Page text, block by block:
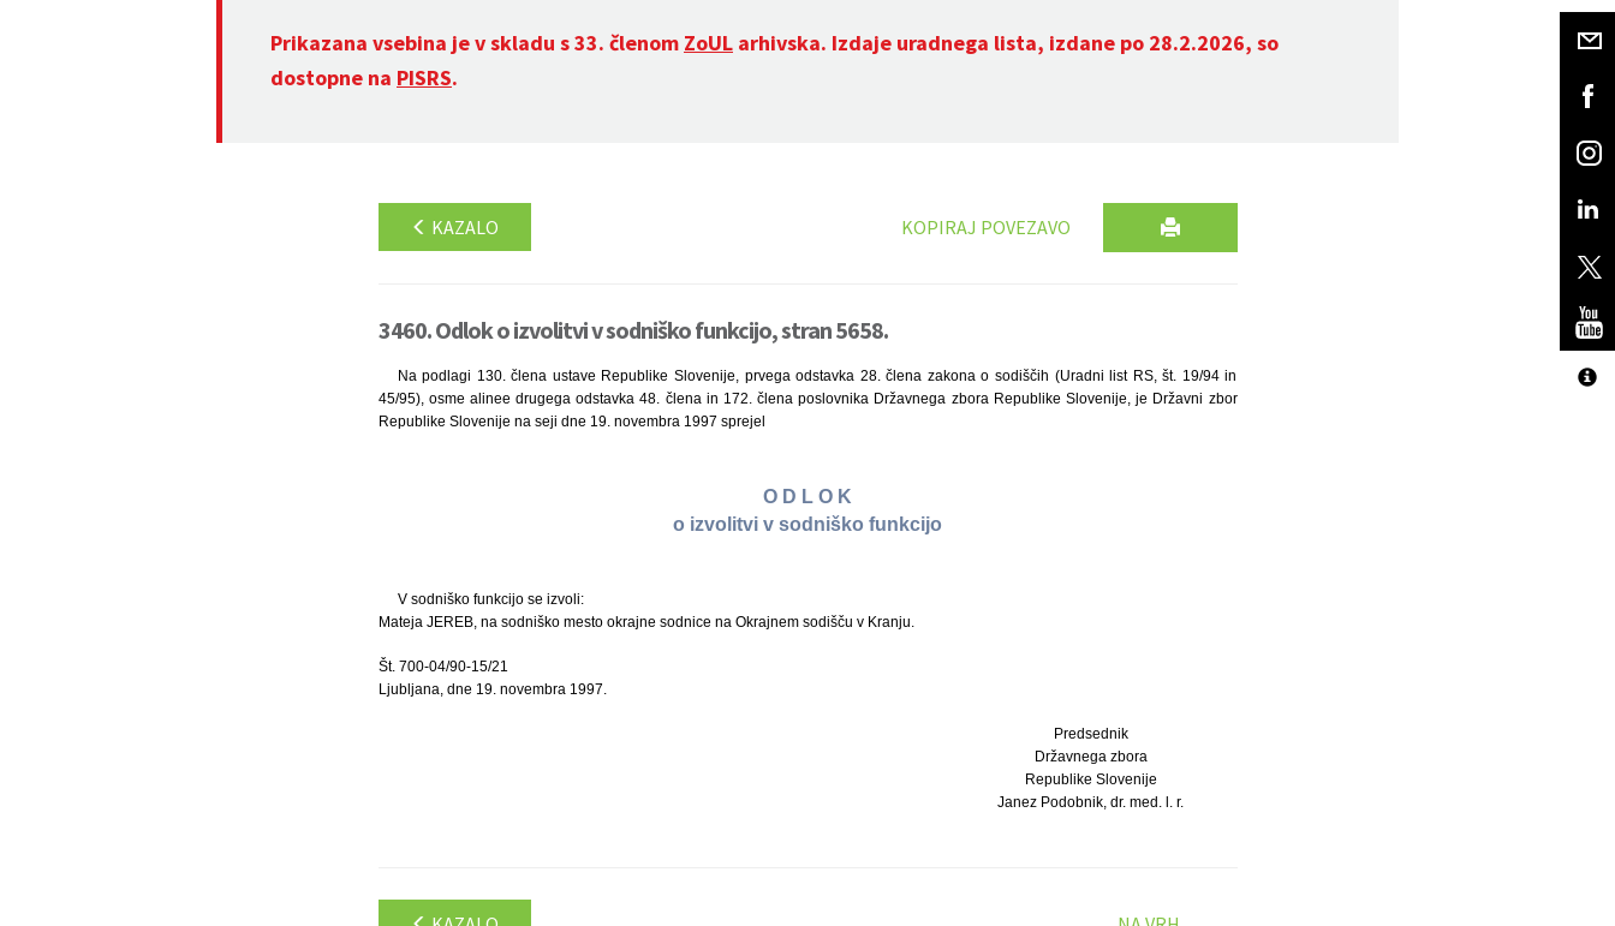
Prikazana vsebina je v skladu s 33. členom ZoUL arhivska. Izdaje uradnega lista, izdane po 28.2.2026, so
dostopne na PISRS.
KAZALO KOPIRAJ POVEZAVO
3460. Odlok o izvolitvi v sodniško funkcijo, stran 5658.
Na podlagi 130. člena ustave Republike Slovenije, prvega odstavka 28. člena zakona o sodiščih (Uradni list RS, št. 19/94 in
45/95), osme alinee drugega odstavka 48. člena in 172. člena poslovnika Državnega zbora Republike Slovenije, je Državni zbor
Republike Slovenije na seji dne 19. novembra 1997 sprejel
O D L O K
o izvolitvi v sodniško funkcijo
V sodniško funkcijo se izvoli:
Mateja JEREB, na sodniško mesto okrajne sodnice na Okrajnem sodišču v Kranju.
Št. 700-04/90-15/21
Ljubljana, dne 19. novembra 1997.
Predsednik
Državnega zbora
Republike Slovenije
Janez Podobnik, dr. med. l. r.